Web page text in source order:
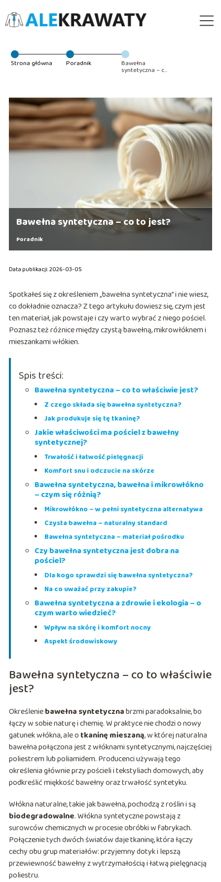
Strona główna Poradnik Bawełna
syntetyczna – co
Bawełna syntetyczna – co to jest?
Poradnik
Data publikacji: 2026-03-05
Spotkałeś się z określeniem „bawełna syntetyczna” i nie wiesz,
co dokładnie oznacza? Z tego artykułu dowiesz się, czym jest
ten materiał, jak powstaje i czy warto wybrać z niego pościel.
Poznasz też różnice między czystą bawełną, mikrowłóknem i
mieszankami włókien.
Spis treści:
Bawełna syntetyczna – co to właściwie jest?
Z czego składa się bawełna syntetyczna?
Jak produkuje się tę tkaninę?
Jakie właściwości ma pościel z bawełny
syntetycznej?
Trwałość i łatwość pielęgnacji
Komfort snu i odczucie na skórze
Bawełna syntetyczna, bawełna i mikrowłókno
– czym się różnią?
Mikrowłókno – w pełni syntetyczna alternatywa
Czysta bawełna – naturalny standard
Bawełna syntetyczna – materiał pośrodku
Czy bawełna syntetyczna jest dobra na
pościel?
Dla kogo sprawdzi się bawełna syntetyczna?
Na co uważać przy zakupie?
Bawełna syntetyczna a zdrowie i ekologia – o
czym warto wiedzieć?
Wpływ na skórę i komfort nocny
Aspekt środowiskowy
Bawełna syntetyczna – co to właściwie
jest?
Określeniebawełna syntetycznabrzmi paradoksalnie, bo
łączy w sobie naturę i chemię. W praktyce nie chodzi o nowy
gatunek włókna, ale o tkaninę mieszaną, w której naturalna
bawełna połączona jest z włóknami syntetycznymi, najczęściej
poliestrem lub poliamidem. Producenci używają tego
określenia głównie przy pościeli i tekstyliach domowych, aby
podkreślić miękkość bawełny oraz trwałość syntetyku.
Włókna naturalne, takie jak bawełna, pochodzą z roślin i są
biodegradowalne. Włókna syntetyczne powstają z
surowców chemicznych w procesie obróbki w fabrykach.
Połączenie tych dwóch światów daje tkaninę, która łączy
cechy obu grup materiałów: przyjemny dotyk i lepszą
przewiewność bawełny z wytrzymałością i łatwą pielęgnacją
poliestru.